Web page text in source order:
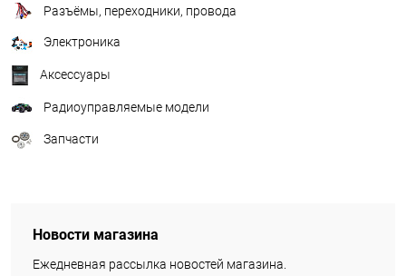
Разъёмы, переходники, провода
Электроника
Аксессуары
Радиоуправляемые модели
Запчасти
Новости магазина
Ежедневная рассылка новостей магазина.